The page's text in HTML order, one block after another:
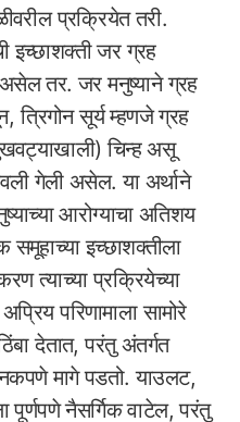
प्रक्रियेत तरी.
इच्छाशक्ती जर ग्रह
तर. जर मनुष्याने ग्रह
त्रिगोन सूर्य म्हणजे ग्रह
चिन्ह असू
गेली असेल. या अर्थाने
आरोग्याचा अतिशय
समूहाच्या इच्छाशक्तीला
त्याच्या प्रक्रियेच्या
परिणामाला सामोरे
देतात, परंतु अंतर्गत
मागे पडतो. याउलट,
पूर्णपणे नैसर्गिक वाटेल, परंतु